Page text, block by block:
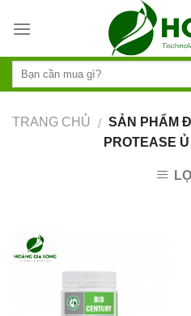
TRANG CHỦ / SẢN PHẨM
PROTEASE